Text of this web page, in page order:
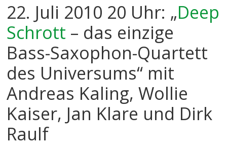
22. Juli 2010 20 Uhr: „Deep
Schrott – das einzige
Bass-Saxophon-Quartett
des Universums“ mit
Andreas Kaling, Wollie
Kaiser, Jan Klare und Dirk
Raulf